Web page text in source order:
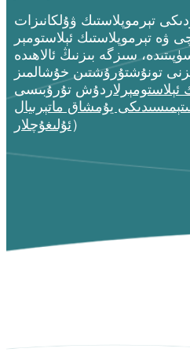
تېرموپلاستىك ۋۇلكانىزات
ۋە تېرموپلاستىك ئېلاستومېر
سىزگە بىزنىڭ ئالاھىدە
ئېلاستومېرلار دۇش تۇرۇبىسى
يۇمشاق ماتېرىيال
ئۇلىغۇچلار ）